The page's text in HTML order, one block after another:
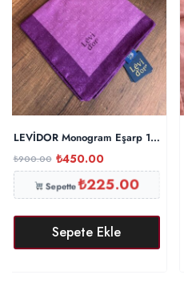
LEVİDOR Monogram Eşarp 17687
₺900.00 ₺450.00
Sepette₺225.00
Sepete Ekle